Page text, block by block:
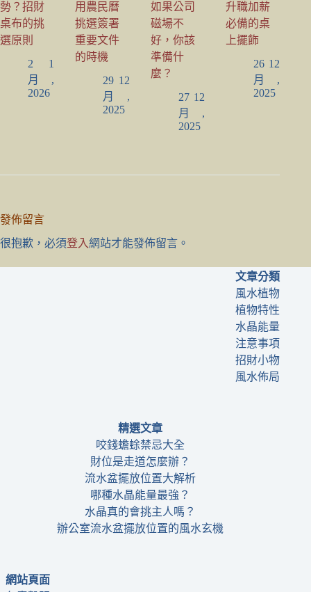
勢？招財
桌布的挑
選原則
2 1
月,
2026
用農民曆
挑選簽署
重要文件
的時機
29 12
月,
2025
如果公司
磁場不
好，你該
準備什
麼？
27 12
月,
2025
升職加薪
必備的桌
上擺飾
26 12
月,
2025
發佈留言
很抱歉，必須登入網站才能發佈留言。
文章分類
風水植物
植物特性
水晶能量
注意事項
招財小物
風水佈局
精選文章
咬錢蟾蜍禁忌大全
財位是走道怎麼辦？
流水盆擺放位置大解析
哪種水晶能量最強？
水晶真的會挑主人嗎？
辦公室流水盆擺放位置的風水玄機
網站頁面